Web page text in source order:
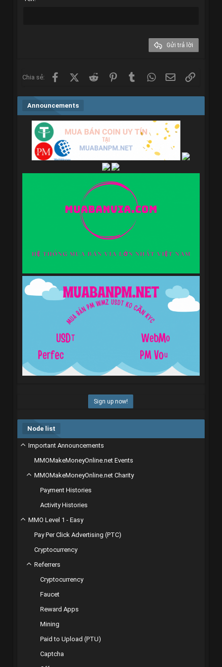
Gửi trả lời
Chia sẻ: FacebookX (Twitter)Reddit Pinterest Tumblr WhatsApp
Email
Announcements
Sign up now!
Node list
Important Announcements
MMOMakeMoneyOnline.net Events
MMOMakeMoneyOnline.net Charity
Payment Histories
Activity Histories
MMO Level 1 - Easy
Pay Per Click Advertising (PTC)
Cryptocurrency
Referrers
Cryptocurrency
Faucet
Reward Apps
Mining
Paid to Upload (PTU)
Captcha